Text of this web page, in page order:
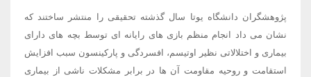
پژوهشگران دانشگاه یوتا سال گذشته تحقیقی را منتشر ساختند که
نشان می داد انجام منظم بازی های رایانه ای توسط بچه های دارای
بیماری و اختلالاتی نظیر اوتیسم، افسردگی و پارکینسون سبب افزایش
استقامت و روحیه مقاومت آن ها در برابر مشکلات ناشی از بیماری